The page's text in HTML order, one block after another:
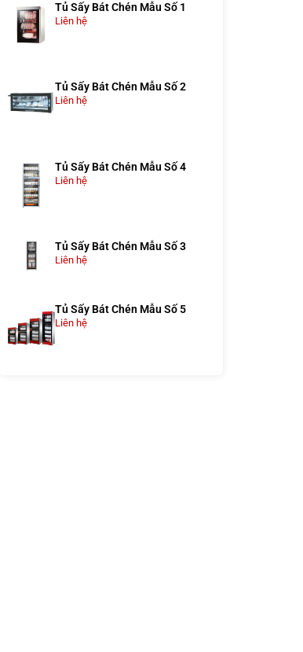
Tủ Sấy Bát Chén Mẫu Số 1
Liên hệ
Tủ Sấy Bát Chén Mẫu Số 2
Liên hệ
Tủ Sấy Bát Chén Mẫu Số 4
Liên hệ
Tủ Sấy Bát Chén Mẫu Số 3
Liên hệ
Tủ Sấy Bát Chén Mẫu Số 5
Liên hệ